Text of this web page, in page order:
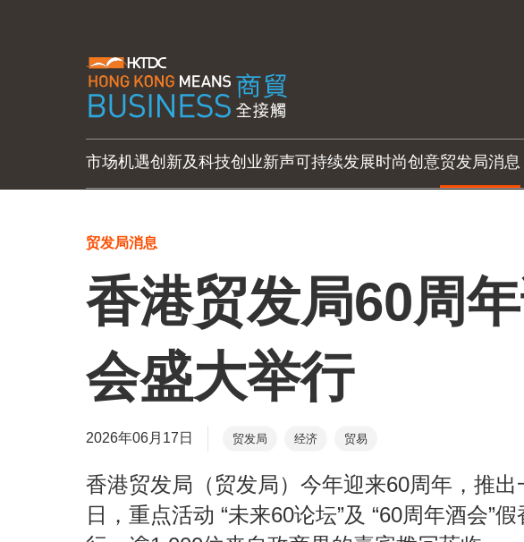
市场机遇创新及科技创业新声可持续发展时尚创意贸发局消息
贸发局消息
香港贸发局60周
会盛大举行
2026年06月17日 贸发局 经济 贸易
香港贸发局（贸发局）今年迎来60周年，推
日，重点活动 “未来60论坛”及 “60周年酒会”